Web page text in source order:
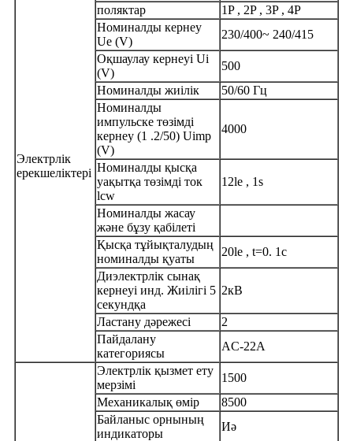
Электрлік
ерекшеліктері
поляктар
1P , 2P , 3P , 4P
Номиналды кернеу
Ue (V)
230/400~ 240/415
Оқшаулау кернеуі Ui
(V)
500
Номиналды жиілік
50/60 Гц
Номиналды
импульске төзімді
кернеу (1 .2/50) Uimp
(V)
4000
Номиналды қысқа
уақытқа төзімді ток
lcw
12le , 1s
Номиналды жасау
және бұзу қабілеті
Қысқа тұйықталудың
номиналды қуаты
20le , t=0. 1с
Диэлектрлік сынақ
кернеуі инд. Жиілігі 5
секундқа
2кВ
Ластану дәрежесі
2
Пайдалану
категориясы
AC-22A
Электрлік қызмет ету
мерзімі
1500
Механикалық өмір
8500
Байланыс орнының
индикаторы
Иә